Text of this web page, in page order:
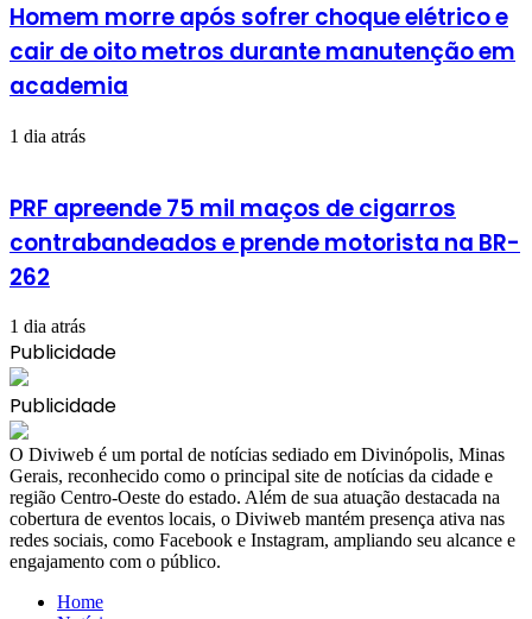
Homem morre após sofrer choque elétrico e
cair de oito metros durante manutenção em
academia
1 dia atrás
PRF apreende 75 mil maços de cigarros
contrabandeados e prende motorista na BR-
262
1 dia atrás
Publicidade
Publicidade
​O Diviweb é um portal de notícias sediado em Divinópolis, Minas
Gerais, reconhecido como o principal site de notícias da cidade e
região Centro-Oeste do estado. Além de sua atuação destacada na
cobertura de eventos locais, o Diviweb mantém presença ativa nas
redes sociais, como Facebook e Instagram, ampliando seu alcance e
engajamento com o público.
Home